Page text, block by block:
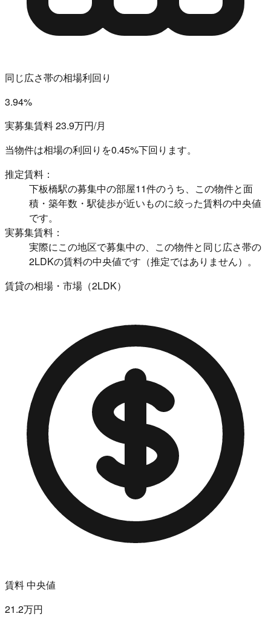
同じ広さ帯の相場利回り
3.94%
実募集賃料 23.9万円/月
当物件は相場の利回りを0.45%下回ります。
推定賃料：
下板橋駅の募集中の部屋11件のうち、この物件と面
積・築年数・駅徒歩が近いものに絞った賃料の中央値
です。
実募集賃料：
実際にこの地区で募集中の、この物件と同じ広さ帯の
2LDKの賃料の中央値です（推定ではありません）。
賃貸の相場・市場（2LDK）
賃料 中央値
21.2万円